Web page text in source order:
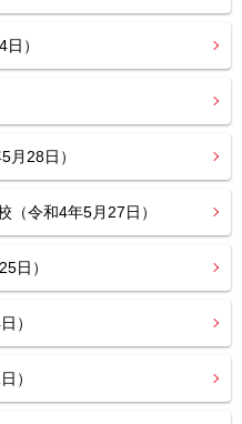
）
月28日）
（令和4年5月27日）
日）
）
）